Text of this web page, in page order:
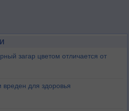
загар цветом отличается от
вреден для здоровья